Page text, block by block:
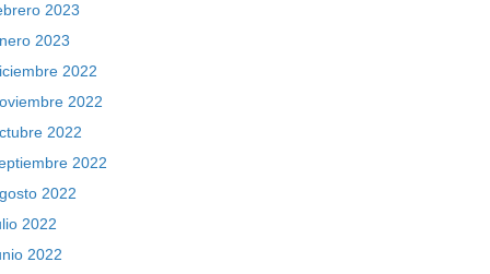
2023
2023
2022
2022
2022
2022
2022
2022
2022